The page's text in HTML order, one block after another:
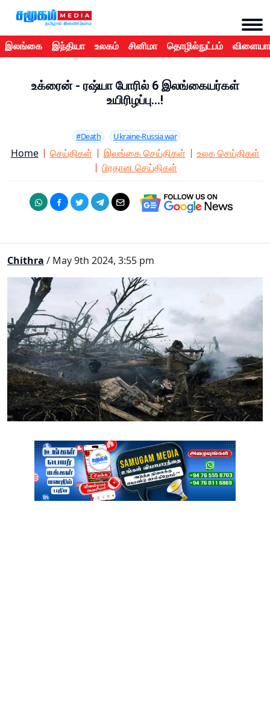
இலங்கை இந்தியா உலகம் சினிமா தொழில்நுட்பம்
உக்ரைன் - ரஷ்யா போரில் 6 இலங்கையர்கள்
உயிரிழப்பு...!
#Death Ukraine-Russia war
Home செய்திகள் இலங்கை செய்திகள்
உலக செய்திகள்
பிரதான செய்திகள்
Chithra / May 9th 2024, 3:55 pm